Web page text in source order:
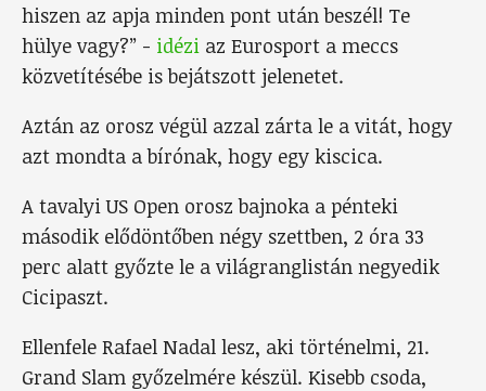
hiszen az apja minden pont után beszél! Te
hülye vagy?” - idézi az Eurosport a meccs
közvetítésébe is bejátszott jelenetet.
Aztán az orosz végül azzal zárta le a vitát, hogy
azt mondta a bírónak, hogy egy kiscica.
A tavalyi US Open orosz bajnoka a pénteki
második elődöntőben négy szettben, 2 óra 33
perc alatt győzte le a világranglistán negyedik
Cicipaszt.
Ellenfele Rafael Nadal lesz, aki történelmi, 21.
Grand Slam győzelmére készül. Kisebb csoda,